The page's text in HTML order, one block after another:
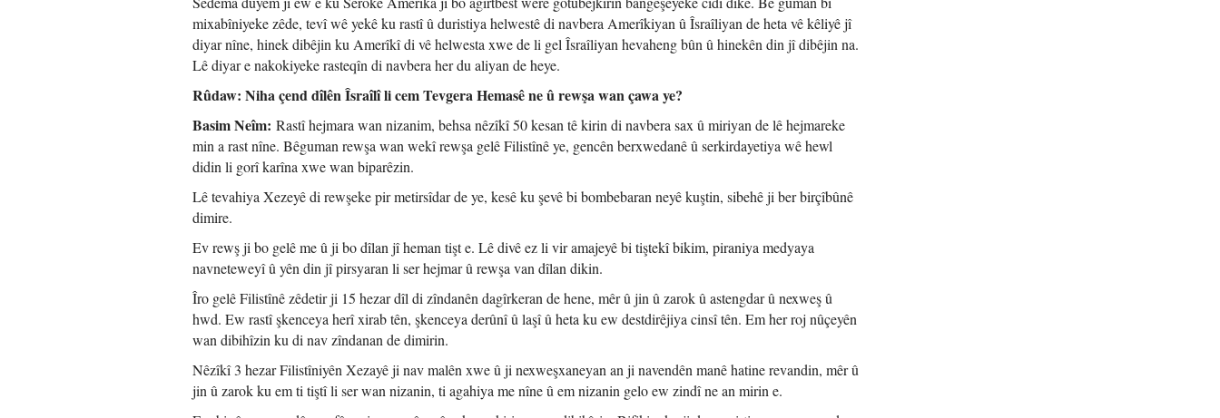
mixabîniyeke zêde, tevî wê yekê ku rastî û duristiya helwestê di navbera Amerîkiyan û Îsraîliyan de heta vê kêliyê jî
diyar nîne, hinek dibêjin ku Amerîkî di vê helwesta xwe de li gel Îsraîliyan hevaheng bûn û hinekên din jî dibêjin na.
Lê diyar e nakokiyeke rasteqîn di navbera her du aliyan de heye.
Rûdaw: Niha çend dîlên Îsraîlî li cem Tevgera Hemasê ne û rewşa wan çawa ye?
Basim Neîm: Rastî hejmara wan nizanim, behsa nêzîkî 50 kesan tê kirin di navbera sax û miriyan de lê hejmareke
min a rast nîne. Bêguman rewşa wan wekî rewşa gelê Filistînê ye, gencên berxwedanê û serkirdayetiya wê hewl
didin li gorî karîna xwe wan biparêzin.
Lê tevahiya Xezeyê di rewşeke pir metirsîdar de ye, kesê ku şevê bi bombebaran neyê kuştin, sibehê ji ber birçîbûnê
dimire.
Ev rewş ji bo gelê me û ji bo dîlan jî heman tişt e. Lê divê ez li vir amajeyê bi tiştekî bikim, piraniya medyaya
navneteweyî û yên din jî pirsyaran li ser hejmar û rewşa van dîlan dikin.
Îro gelê Filistînê zêdetir ji 15 hezar dîl di zîndanên dagîrkeran de hene, mêr û jin û zarok û astengdar û nexweş û
hwd. Ew rastî şkenceya herî xirab tên, şkenceya derûnî û laşî û heta ku ew destdirêjiya cinsî tên. Em her roj nûçeyên
wan dibihîzin ku di nav zîndanan de dimirin.
Nêzîkî 3 hezar Filistîniyên Xezayê ji nav malên xwe û ji nexweşxaneyan an ji navendên manê hatine revandin, mêr û
jin û zarok ku em ti tiştî li ser wan nizanin, ti agahiya me nîne û em nizanin gelo ew zindî ne an mirin e.